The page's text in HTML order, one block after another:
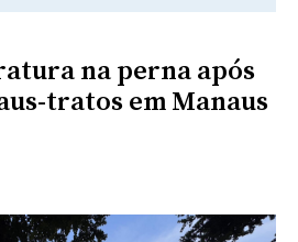
na perna após
tratos em Manaus